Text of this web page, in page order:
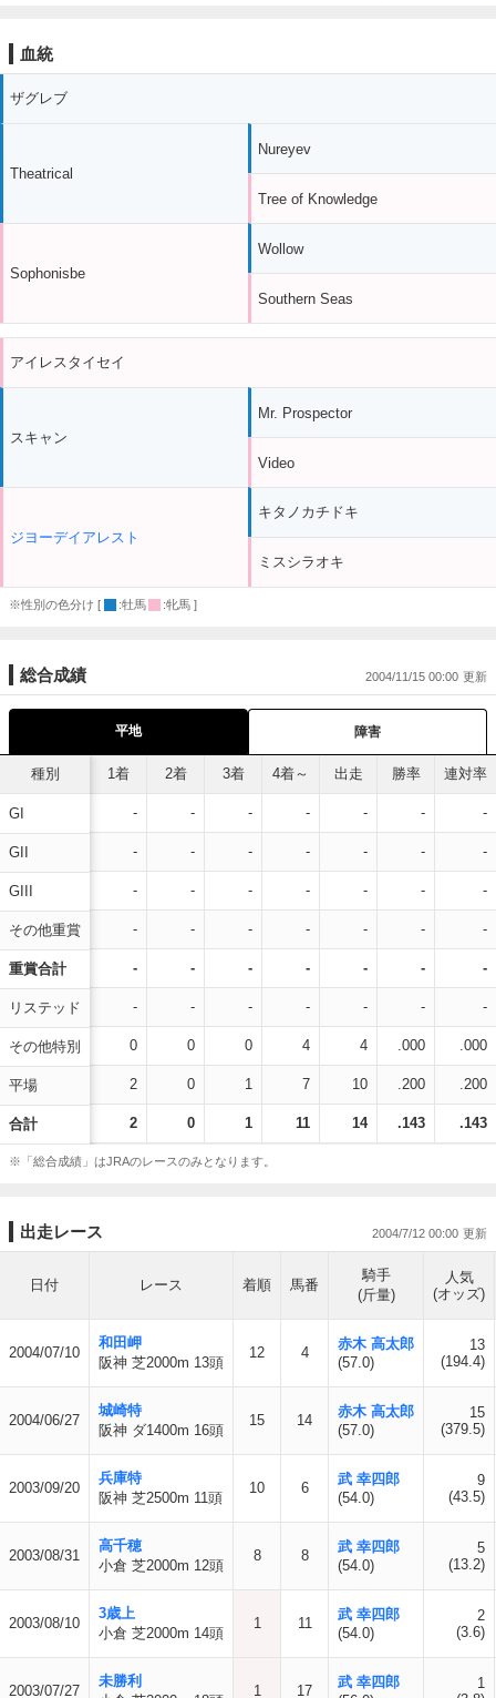
血統
ザグレブ
Theatrical
Sophonisbe
Nureyev
Tree of Knowledge
Wollow
Southern Seas
アイレスタイセイ
スキャン
ジヨーデイアレスト
Mr. Prospector
Video
キタノカチドキ
ミスシラオキ
※性別の色分け [ :牡馬 :牝馬 ]
総合成績 2004/11/15 00:00
平地 障害
種別
GI
GII
GIII
その他重賞
重賞合計
リステッド
その他特別
平場
合計
1着 2着 3着 4着～ 出走 勝率 連対率
- - - - - - -
- - - - - - -
- - - - - - -
- - - - - - -
- - - - - - -
- - - - - - -
0 0 0 4 4 .000 .000
2 0 1 7 10 .200 .200
2 0 1 11 14 .143 .143
※「総合成績」はJRAのレースのみとなります。
出走レース 2004/7/12 00:00
日付 レース 着順 馬番
騎手
(斤量)
人気
(オッズ)
2004/07/10
和田岬
阪神 芝2000m 13頭
12 4
赤木 高太郎
(57.0)
13
(194.4)
2004/06/27
城崎特
阪神 ダ1400m 16頭
15 14
赤木 高太郎
(57.0)
15
(379.5)
2003/09/20
兵庫特
阪神 芝2500m 11頭
10 6
武 幸四郎
(54.0)
9
(43.5)
2003/08/31
高千穂
小倉 芝2000m 12頭
8 8
武 幸四郎
(54.0)
5
(13.2)
2003/08/10
3歳上
小倉 芝2000m 14頭
1 11
武 幸四郎
(54.0)
2
(3.6)
2003/07/27
未勝利
1 17
武 幸四郎
1